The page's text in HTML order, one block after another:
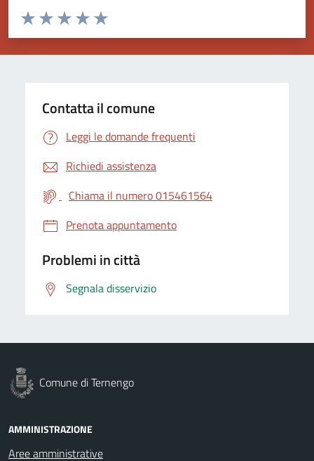
Valuta da 1 a 5 stelle la pagina
Valuta 5 stelle su 5
Valuta 4 stelle su 5
Valuta 3 stelle su 5
Valuta 2 stelle su 5
Valuta 1 stelle su 5
Contatta il comune
Leggi le domande frequenti
Richiedi assistenza
Chiama il numero 015461564
Prenota appuntamento
Problemi in città
Segnala disservizio
Comune di Ternengo
AMMINISTRAZIONE
Aree amministrative